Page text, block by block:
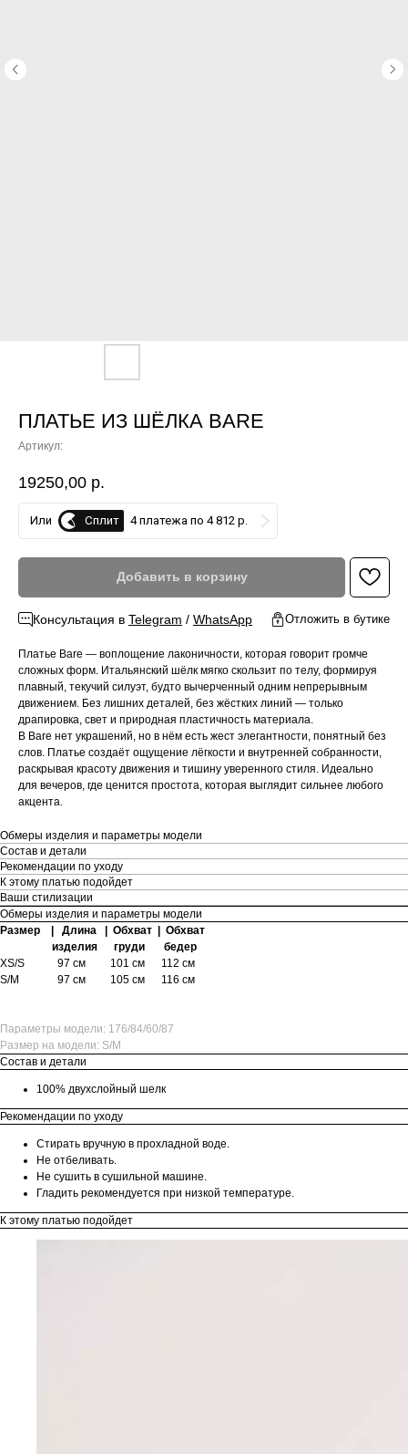
ПЛАТЬЕ ИЗ ШЁЛКА BARE
Артикул:
19250,00 р.
Или Сплит 4 платежа по 4 812 р.
Добавить в корзину
Консультация в Telegram / WhatsApp Отложить в бутике
Платье Bare — воплощение лаконичности, которая говорит громче
сложных форм. Итальянский шёлк мягко скользит по телу, формируя
плавный, текучий силуэт, будто вычерченный одним непрерывным
движением. Без лишних деталей, без жёстких линий — только
драпировка, свет и природная пластичность материала.
В Bare нет украшений, но в нём есть жест элегантности, понятный без
слов. Платье создаёт ощущение лёгкости и внутренней собранности,
раскрывая красоту движения и тишину уверенного стиля. Идеально
для вечеров, где ценится простота, которая выглядит сильнее любого
акцента.
Обмеры изделия и параметры модели
Состав и детали
Рекомендации по уходу
К этому платью подойдет
Ваши стилизации
Обмеры изделия и параметры модели
Размер | Длина | Обхват | Обхват
изделия груди бедер
XS/S
97 см 101 см 112 см
S/M
97 см 105 см 116 см
Параметры модели: 176/84/60/87
Размер на модели: S/M
Состав и детали
100% двухслойный шелк
Рекомендации по уходу
Стирать вручную в прохладной воде.
Не отбеливать.
Не сушить в сушильной машине.
Гладить рекомендуется при низкой температуре.
К этому платью подойдет